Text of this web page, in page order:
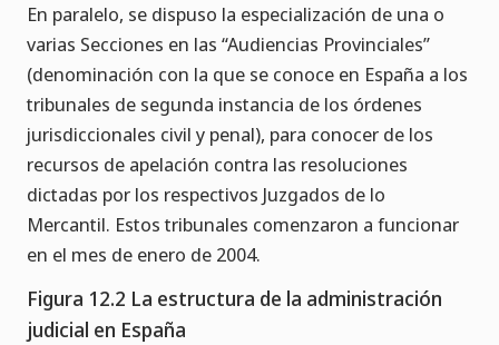
En paralelo, se dispuso la especialización de una o
varias Secciones en las “Audiencias Provinciales”
(denominación con la que se conoce en España a los
tribunales de segunda instancia de los órdenes
jurisdiccionales civil y penal), para conocer de los
recursos de apelación contra las resoluciones
dictadas por los respectivos Juzgados de lo
Mercantil. Estos tribunales comenzaron a funcionar
en el mes de enero de 2004.
Figura 12.2 La estructura de la administración
judicial en España